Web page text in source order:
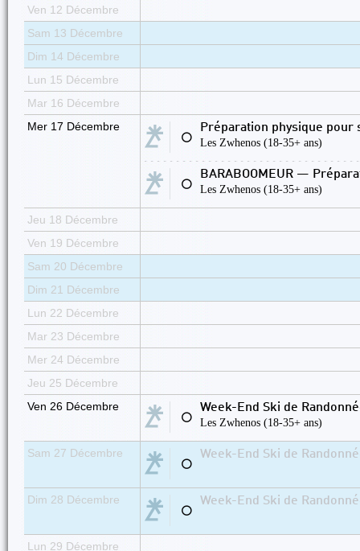
Ven 12 Décembre
Sam 13 Décembre
Dim 14 Décembre
Lun 15 Décembre
Mar 16 Décembre
Mer 17 Décembre
⚪
Préparation physique pour
Les Zwhenos (18-35+ ans)
⚪
BARABOOMEUR —
Les Zwhenos (18-35+ ans)
Jeu 18 Décembre
Ven 19 Décembre
Sam 20 Décembre
Dim 21 Décembre
Lun 22 Décembre
Mar 23 Décembre
Mer 24 Décembre
Jeu 25 Décembre
Ven 26 Décembre
⚪
Week-End Ski de
Les Zwhenos (18-35+ ans)
Sam 27 Décembre
⚪
Week-End Ski de
Dim 28 Décembre
⚪
Week-End Ski de
Lun 29 Décembre